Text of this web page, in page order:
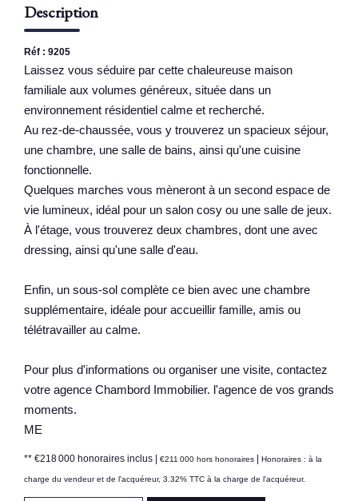
Description
Réf : 9205
Laissez vous séduire par cette chaleureuse maison
familiale aux volumes généreux, située dans un
environnement résidentiel calme et recherché.
Au rez-de-chaussée, vous y trouverez un spacieux séjour,
une chambre, une salle de bains, ainsi qu'une cuisine
fonctionnelle.
Quelques marches vous mèneront à un second espace de
vie lumineux, idéal pour un salon cosy ou une salle de jeux.
À l'étage, vous trouverez deux chambres, dont une avec
dressing, ainsi qu'une salle d'eau.
Enfin, un sous-sol complète ce bien avec une chambre
supplémentaire, idéale pour accueillir famille, amis ou
télétravailler au calme.
Pour plus d'informations ou organiser une visite, contactez
votre agence Chambord Immobilier. l'agence de vos grands
moments.
ME
** €218 000 honoraires inclus | €211 000 hors honoraires | Honoraires : à la
charge du vendeur et de l'acquéreur, 3.32% TTC à la charge de l'acquéreur.